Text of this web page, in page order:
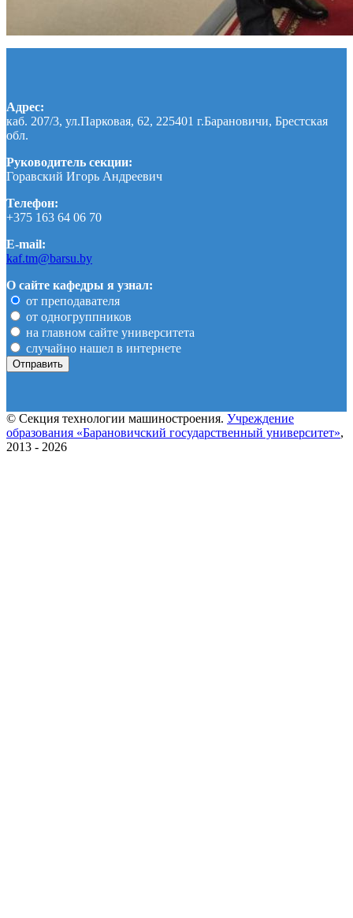
Адрес:
каб. 207/3, ул.Парковая, 62, 225401 г.Барановичи, Брестская
обл.
Руководитель секции:
Горавский Игорь Андреевич
Телефон:
+375 163 64 06 70
E-mail:
kaf.tm@barsu.by
О сайте кафедры я узнал:
от преподавателя
от одногруппников
на главном сайте университета
случайно нашел в интернете
© Секция технологии машиностроения. Учреждение
образования «Барановичский государственный университет»,
2013 - 2026